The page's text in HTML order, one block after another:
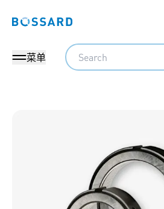
Bossard homepage
菜单
Search